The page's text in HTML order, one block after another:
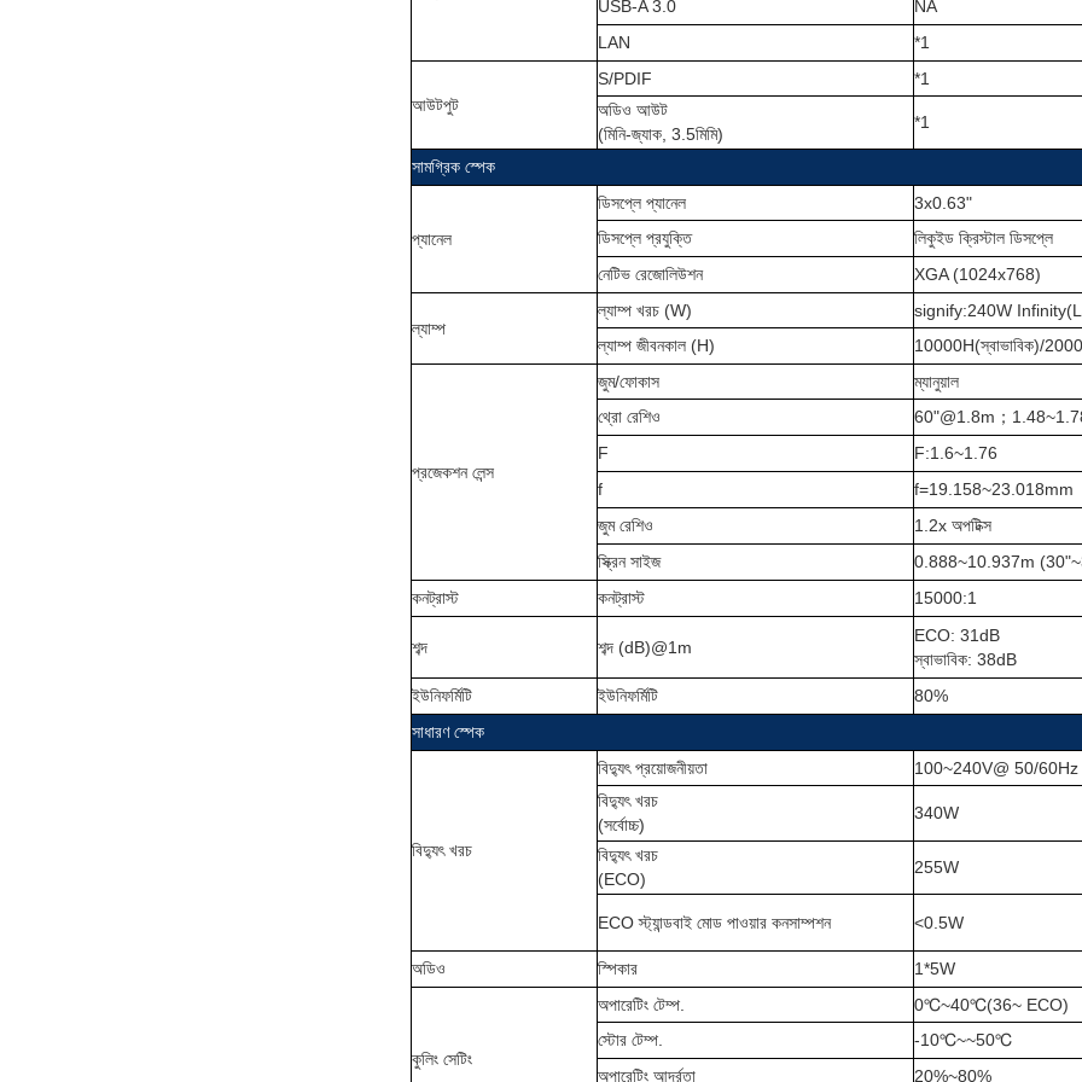
USB-A 3.0
NA
LAN
*1
আউটপুট
S/PDIF
*1
অডিও আউট
(মিনি-জ্যাক, 3.5মিমি)
*1
সামগ্রিক স্পেক
প্যানেল
ডিসপ্লে প্যানেল
3x0.63"
ডিসপ্লে প্রযুক্তি
লিকুইড ক্রিস্টাল ডিসপ্লে
নেটিভ রেজোলিউশন
XGA (1024x768)
ল্যাম্প
ল্যাম্প খরচ (W)
signify:240W
ল্যাম্প জীবনকাল (H)
10000H(স্বাভাবিক)/
প্রজেকশন লেন্স
জুম/ফোকাস
ম্যানুয়াল
থ্রো রেশিও
60"@1.8m ；
F
F:1.6~1.76
f
f=19.158~23.018mm
জুম রেশিও
1.2x অপটিক্স
স্ক্রিন সাইজ
0.888~10.937m
কনট্রাস্ট
কনট্রাস্ট 15000:1
শব্দ শব্দ (dB)@1m
ECO: 31dB
স্বাভাবিক: 38dB
ইউনিফর্মিটি
ইউনিফর্মিটি
80%
সাধারণ স্পেক
বিদ্যুৎ খরচ
বিদ্যুৎ প্রয়োজনীয়তা
100~240V@ 50/60Hz
বিদ্যুৎ খরচ
(সর্বোচ্চ)
340W
বিদ্যুৎ খরচ
(ECO)
255W
ECO স্ট্যান্ডবাই মোড পাওয়ার কনসাম্পশন <0.5W
অডিও স্পিকার 1*5W
কুলিং সেটিং
অপারেটিং টেম্প. 0℃~40℃(36~ ECO)
স্টোর টেম্প.
-10℃~~50℃
অপারেটিং আর্দ্রতা
20%~80%